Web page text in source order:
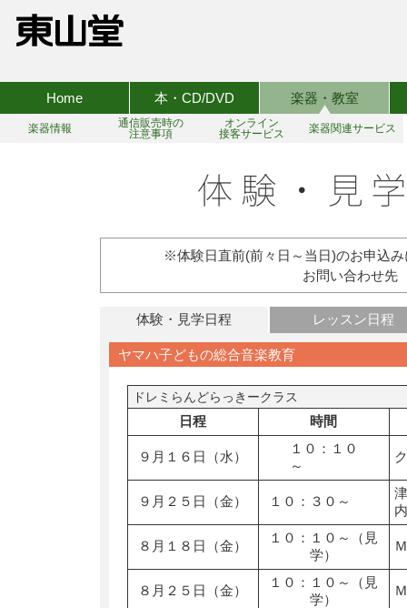
Home 本・CD/DVD 楽器・教室
楽器情報
通信販売時の
注意事項
オンライン
接客サービス
楽器関連サービス
※体験日直前(前々日～当日)のお申込
お問い合わせ先
体験・見学日程 レッスン日程
ヤマハ子どもの総合音楽教育
ドレミらんどらっきークラス
日程 時間
９月１６日（水）
１０：１０
～
９月２５日（金） １０：３０～
８月１８日（金）
１０：１０～（見
学）
８月２５日（金）
１０：１０～（見
学）